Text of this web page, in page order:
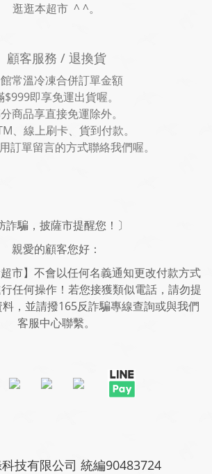
逛逛本超市 ^ ^。
顧客服務 / 退換貨
常溫冷凍合併訂單金額
$999即享免運出貨喔。
商品享直接免運除外。
、線上刷卡、貨到付款。
訂單留言的方式聯絡我們喔。
詐騙，披薩市提醒您！〕
親愛的顧客您好：
超市】不會以任何名義通知更改付款方式
任何操作！若您接獲類似電話，請勿提
，並請撥165反詐騙專線查詢或與我們
客服中心聯繫。
技有限公司 統編90483724